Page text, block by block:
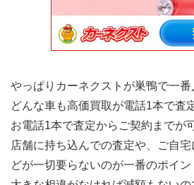
やっぱりカーネクストが巣鴨で一番
どんな車も高価買取が電話1本で査
お電話1本で査定からご契約までが
店舗に持ち込んでの査定や、ご自
どが一切要らないのが一番のポイ